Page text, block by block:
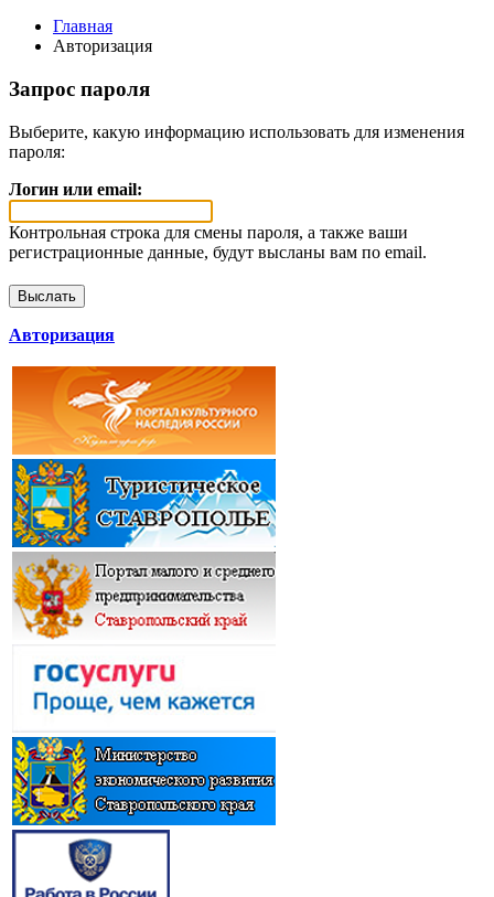
Главная
Авторизация
Запрос пароля
Выберите, какую информацию использовать для изменения
пароля:
Логин или email:
Контрольная строка для смены пароля, а также ваши
регистрационные данные, будут высланы вам по email.
Авторизация